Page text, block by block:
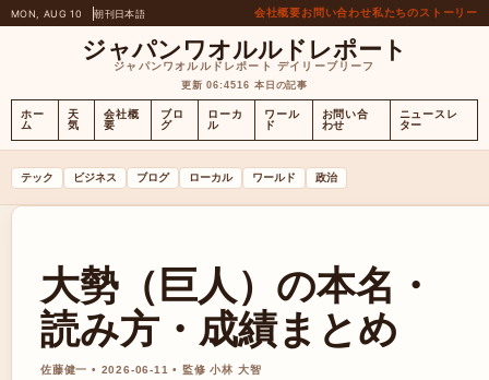
MON, AUG 10 朝刊日本語 会社概要お問い合わせ私たちのストーリー
ジャパンワオルルドレポート
ジャパンワオルルドレポート デイリーブリーフ
更新 06:4516 本日の記事
ホー
ム
天
気
会社概
要
ブロ
グ
ローカ
ル
ワール
ド
お問い合
わせ
ニュースレ
ター
テック ビジネス ブログ ローカル ワールド 政治
大勢（巨人）の本名・
読み方・成績まとめ
佐藤健一 • 2026-06-11 • 監修 小林 大智